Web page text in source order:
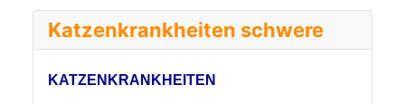
Katzenkrankheiten schwere
KATZENKRANKHEITEN